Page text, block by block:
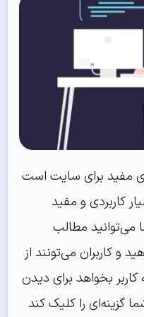
مفید برای سایت است
کاربردی و مفید
می‌توانید مطالب
و کاربران می‌تونند از
بخواهد برای دیدن
گزینه‌ای را کلیک کند